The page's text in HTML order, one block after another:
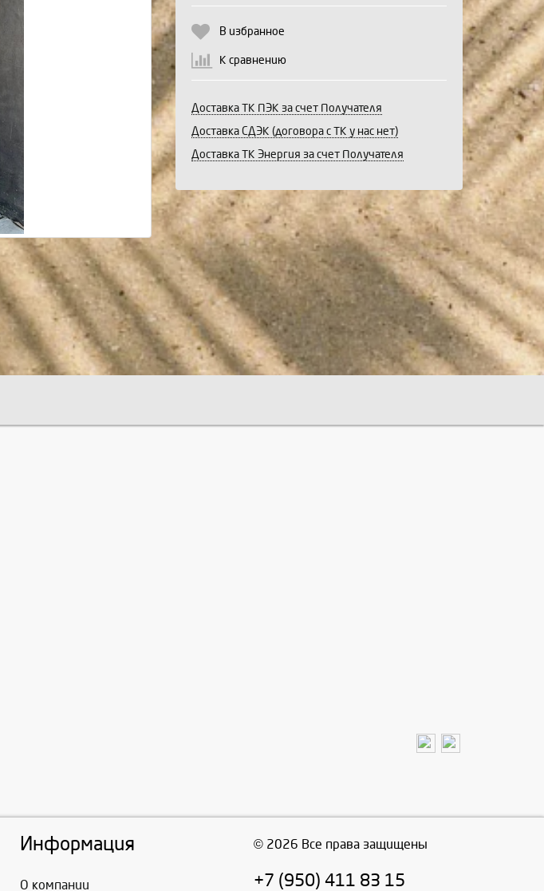
Продолжить Отмена
В избранное
К сравнению
Доставка ТК ПЭК за счет Получателя
Доставка СДЭК (договора с ТК у нас нет)
Доставка ТК Энергия за счет Получателя
Информация
О компании
© 2026 Все права защищены
+7 (950) 411 83 15